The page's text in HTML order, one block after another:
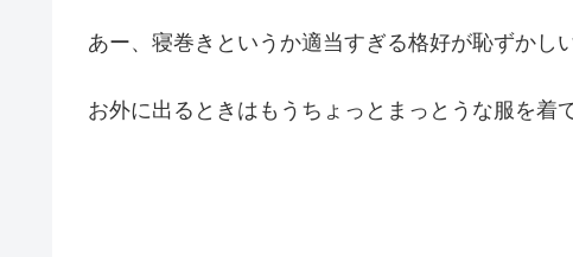
あー、寝巻きというか適当すぎる格好が恥ずかし
お外に出るときはもうちょっとまっとうな服を着